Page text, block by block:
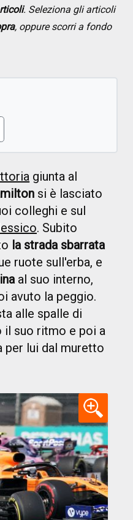
. Seleziona gli articoli
, oppure scorri a fondo
giunta al
si è lasciato
colleghi e sul
. Subito
la strada sbarrata
ruote sull'erba, e
al suo interno,
avuto la peggio.
alle spalle di
il suo ritmo e poi a
per lui dal muretto